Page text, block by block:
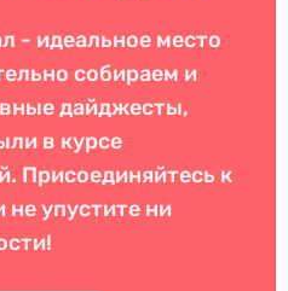
- идеальное место
собираем и
дайджесты,
в курсе
Присоединяйтесь к
не упустите ни